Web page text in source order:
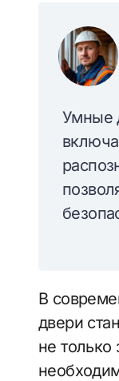
Умные
В
двери
не только